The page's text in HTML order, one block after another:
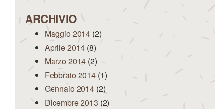
ARCHIVIO
Maggio 2014 (2)
Aprile 2014 (8)
Marzo 2014 (2)
Febbraio 2014 (1)
Gennaio 2014 (2)
Dicembre 2013 (2)